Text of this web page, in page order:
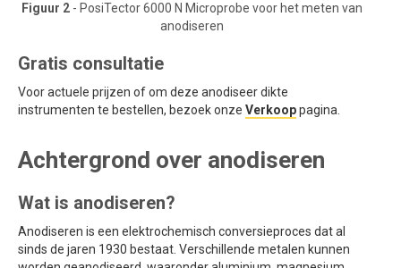
Figuur 2- PosiTector 6000 N Microprobe voor het meten van
anodiseren
Gratis consultatie
Voor actuele prijzen of om deze anodiseer dikte
instrumenten te bestellen, bezoek onze Verkooppagina.
Achtergrond over anodiseren
Wat is anodiseren?
Anodiseren is een elektrochemisch conversieproces dat al
sinds de jaren 1930 bestaat. Verschillende metalen kunnen